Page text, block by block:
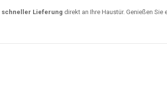
schneller Lieferung direkt an Ihre Haustür. Genießen Sie